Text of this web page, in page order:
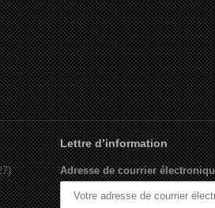
Lettre d’information
Adresse de courrier